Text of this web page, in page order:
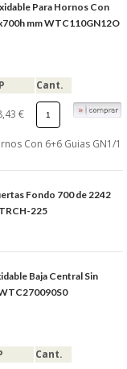
Para Hornos Con
mm WTC110GN12O
Cant.
€
Con 6+6 Guias GN1/1
Fondo 700 de 2242
225
Baja Central Sin
Cant.